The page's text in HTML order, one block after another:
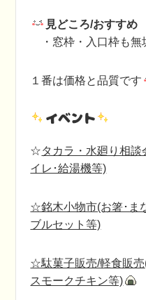
見どころ/おすすめ
・窓枠・入口枠も無
１番は価格と品質です
イベント
☆タカラ・水廻り相談
イレ･給湯機等)
☆銘木小物市(お箸･ま
ブルセット等)
☆駄菓子販売/軽食販売
スモークチキン等)